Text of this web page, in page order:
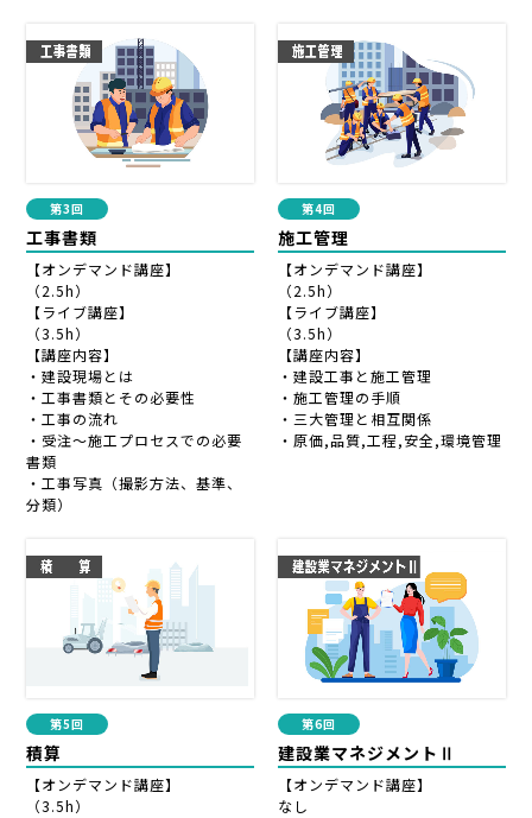
第3回
工事書類
【オンデマンド講座】
（2.5h）
【ライブ講座】
（3.5h）
【講座内容】
・建設現場とは
・工事書類とその必要性
・工事の流れ
・受注～施工プロセスでの必要
書類
・工事写真（撮影方法、基準、
分類）
第4回
施工管理
【オンデマンド講座】
（2.5h）
【ライブ講座】
（3.5h）
【講座内容】
・建設工事と施工管理
・施工管理の手順
・三大管理と相互関係
・原価,品質,工程,安全,環境管理
第5回
積算
【オンデマンド講座】
（3.5h）
第6回
建設業マネジメントⅡ
【オンデマンド講座】
なし